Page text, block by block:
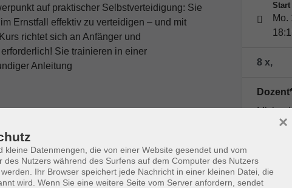
auf praktischer Selbstverteidigung: Sie
Ernstfall effektiv zu verteidigen – und mit
richtet sich an Anfänger und
Sie trainieren in einer
Anleitung
& Offenheit
Start
Mo.
8 x,
kleine Datenmengen, die von einer Website gesendet und vom
des Nutzers während des Surfens auf dem Computer des Nutzers
Ihr Browser speichert jede Nachricht in einer kleinen Datei, die
wird. Wenn Sie eine weitere Seite vom Server anfordern, sendet
×